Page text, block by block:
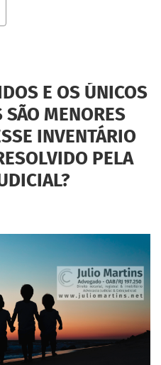
E OS ÚNICOS
SÃO MENORES
INVENTÁRIO
PELA